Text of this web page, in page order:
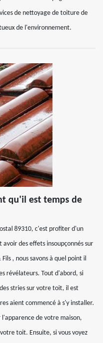
de nettoyage de toiture de
de l'environnement.
qu'il est temps de
89310, c'est profiter d'un
des effets insoupçonnés sur
, nous savons à quel point il
révélateurs. Tout d'abord, si
stries sur votre toit, il est
aient commencé à s'y installer.
de votre maison,
toit. Ensuite, si vous voyez